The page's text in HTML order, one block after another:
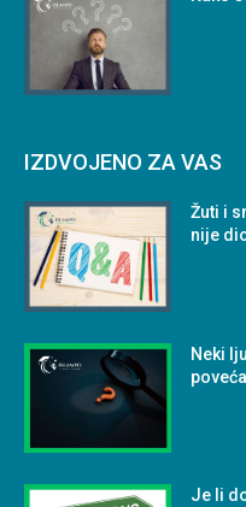
IZDVOJENO ZA VAS
Žuti i
nije
Neki
Je li